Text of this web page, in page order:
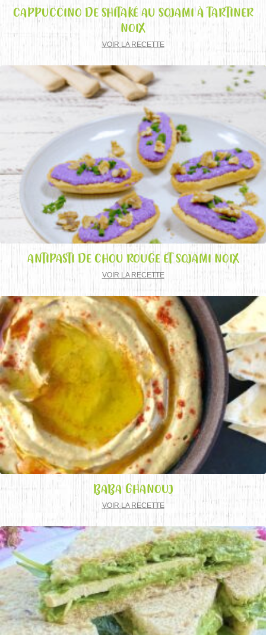
CAPPUCCINO DE SHITAKÉ AU SOJAMI À TARTINER
NOIX
VOIR LA RECETTE
ANTIPASTI DE CHOU ROUGE ET SOJAMI NOIX
VOIR LA RECETTE
BABA GHANOUJ
VOIR LA RECETTE